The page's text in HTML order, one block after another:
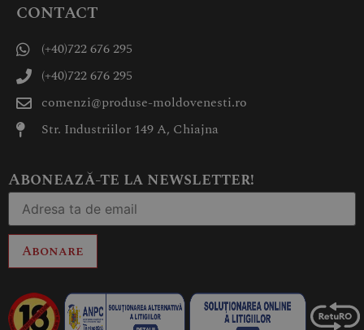
CONTACT
(+40)722 676 295
(+40)722 676 295
comenzi@produse-moldovenesti.ro
Str. Industriilor 149 A, Chiajna
Abonează-te la newsletter!
Abonare